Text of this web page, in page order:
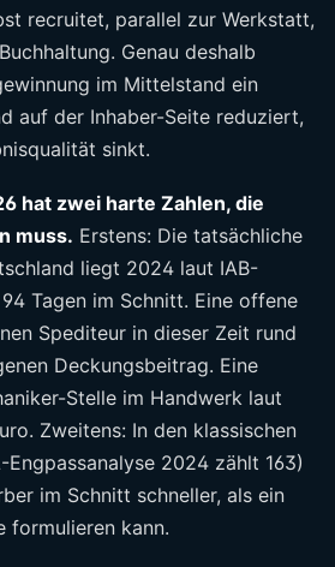
recruitet, parallel zur Werkstatt,
Genau deshalb
im Mittelstand ein
auf der Inhaber-Seite reduziert,
sinkt.
hat zwei harte Zahlen, die
muss. Erstens: Die tatsächliche
liegt 2024 laut IAB-
Tagen im Schnitt. Eine offene
Spediteur in dieser Zeit rund
Deckungsbeitrag. Eine
Stelle im Handwerk laut
Zweitens: In den klassischen
Engpassanalyse 2024 zählt 163)
im Schnitt schneller, als ein
formulieren kann.